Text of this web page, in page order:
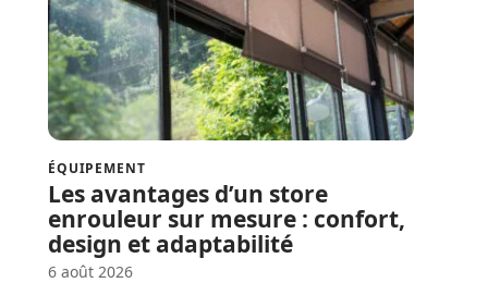
ÉQUIPEMENT
Les avantages d’un store
enrouleur sur mesure : confort,
design et adaptabilité
6 août 2026